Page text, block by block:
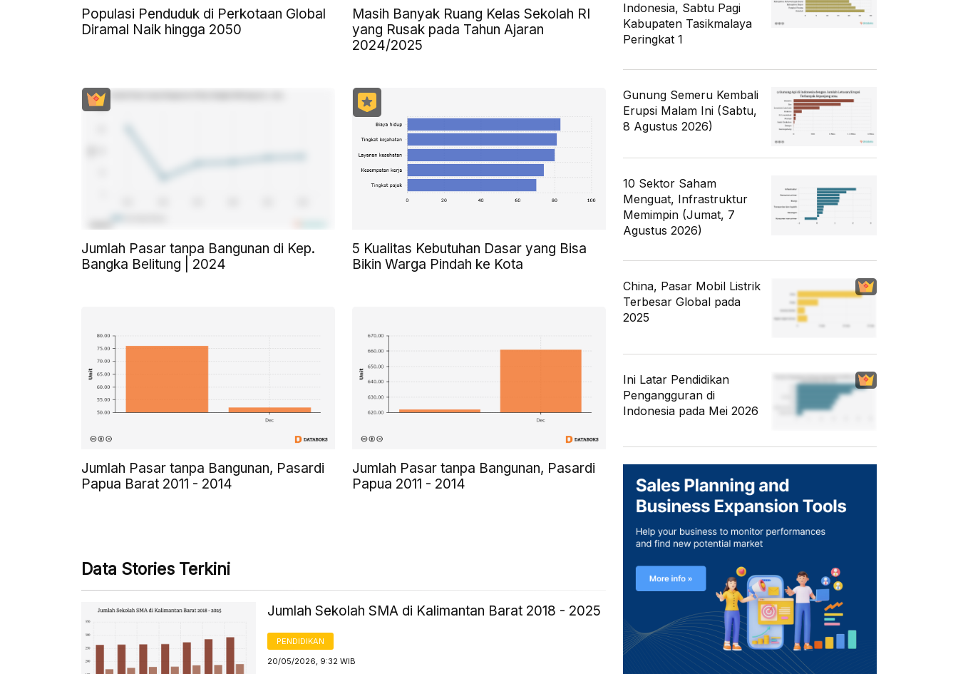
Populasi Penduduk di Perkotaan Global
Diramal Naik hingga 2050
Masih Banyak Ruang Kelas Sekolah RI
yang Rusak pada Tahun Ajaran
2024/2025
Jumlah Pasar tanpa Bangunan di Kep.
Bangka Belitung | 2024
5 Kualitas Kebutuhan Dasar yang Bisa
Bikin Warga Pindah ke Kota
Jumlah Pasar tanpa Bangunan, Pasardi
Papua Barat 2011 - 2014
Jumlah Pasar tanpa Bangunan, Pasardi
Papua 2011 - 2014
Data Stories Terkini
Jumlah Sekolah SMA di Kalimantan Barat 2018 - 2025
PENDIDIKAN
20/05/2026, 9:32 WIB
Indonesia, Sabtu Pagi
Kabupaten Tasikmalaya
Peringkat 1
Gunung Semeru Kembali
Erupsi Malam Ini (Sabtu,
8 Agustus 2026)
10 Sektor Saham
Menguat, Infrastruktur
Memimpin (Jumat, 7
Agustus 2026)
China, Pasar Mobil Listrik
Terbesar Global pada
2025
Ini Latar Pendidikan
Pengangguran di
Indonesia pada Mei 2026